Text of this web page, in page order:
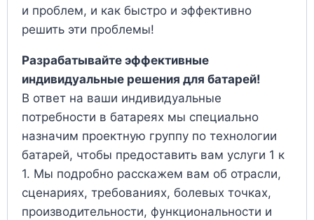
и проблем, и как быстро и эффективно
решить эти проблемы!
Разрабатывайте эффективные
индивидуальные решения для батарей!
В ответ на ваши индивидуальные
потребности в батареях мы специально
назначим проектную группу по технологии
батарей, чтобы предоставить вам услуги 1 к
1. Мы подробно расскажем вам об отрасли,
сценариях, требованиях, болевых точках,
производительности, функциональности и